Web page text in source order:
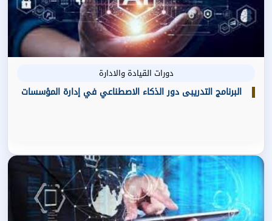
دورات القيادة والادارة
البرنامج التدريبى دور الذكاء الاصطناعي في إدارة المؤسسات